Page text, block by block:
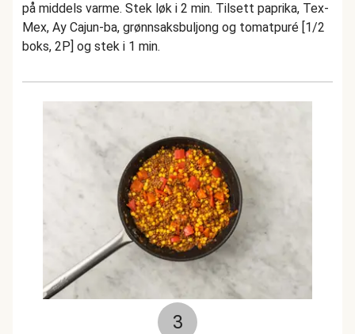
på middels varme. Stek løk i 2 min. Tilsett paprika, Tex-
Mex, Ay Cajun-ba, grønnsaksbuljong og tomatpuré [1/2
boks, 2P] og stek i 1 min.
3